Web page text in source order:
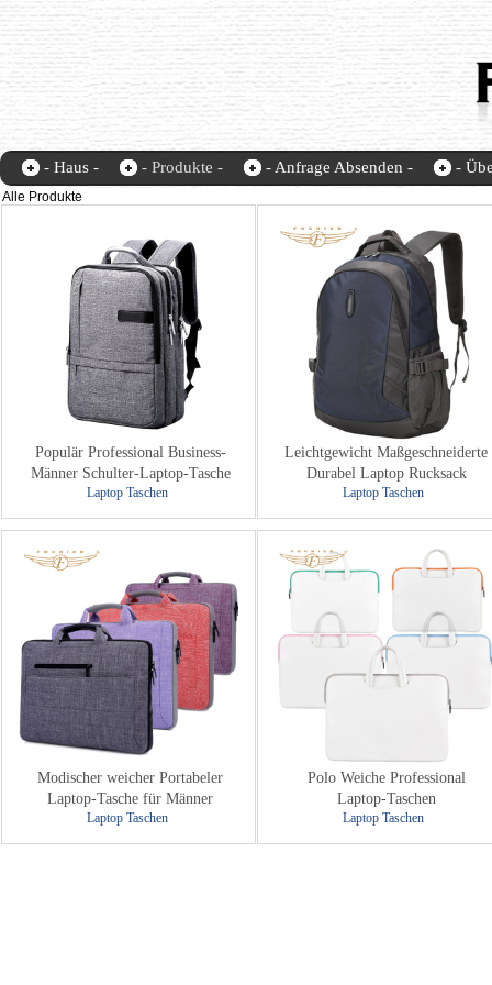
Fochier-home contact us
- Haus - - Produkte - - Anfrage Absenden - -
Alle Produkte
Populär Professional Business-
Männer Schulter-Laptop-Tasche
Laptop Taschen
Leichtgewicht Maßgeschneiderte
Durabel Laptop Rucksack
Laptop Taschen
Modischer weicher Portabeler
Laptop-Tasche für Männer
Laptop Taschen
Polo Weiche Professional
Laptop-Taschen
Laptop Taschen